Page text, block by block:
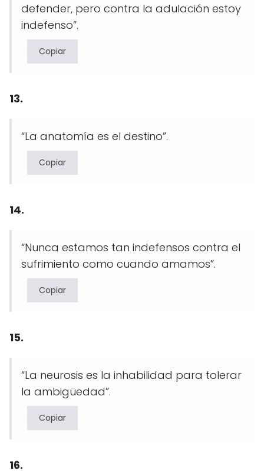
defender, pero contra la adulación estoy
indefenso”.
Copiar
13.
“La anatomía es el destino”.
Copiar
14.
“Nunca estamos tan indefensos contra el
sufrimiento como cuando amamos”.
Copiar
15.
“La neurosis es la inhabilidad para tolerar
la ambigüedad”.
Copiar
16.